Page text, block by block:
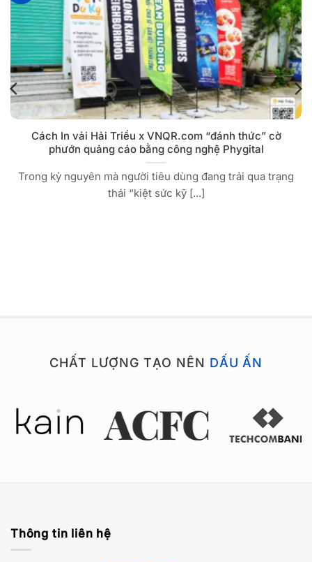
Cách In vải Hải Triều x VNQR.com “đánh thức” cờ
phướn quảng cáo bằng công nghệ Phygital
Trong kỷ nguyên mà người tiêu dùng đang trải qua trạng
thái “kiệt sức kỹ [...]
CHẤT LƯỢNG TẠO NÊN DẤU ẤN
Thông tin liên hệ